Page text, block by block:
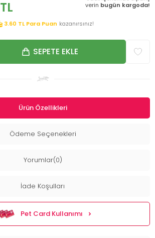
TL
verin bugün kargoda!
3.60 TL Para Puan kazanırsınız!
SEPETE EKLE
Ürün Özellikleri
Ödeme Seçenekleri
Yorumlar(0)
İade Koşulları
Pet Card Kullanımı